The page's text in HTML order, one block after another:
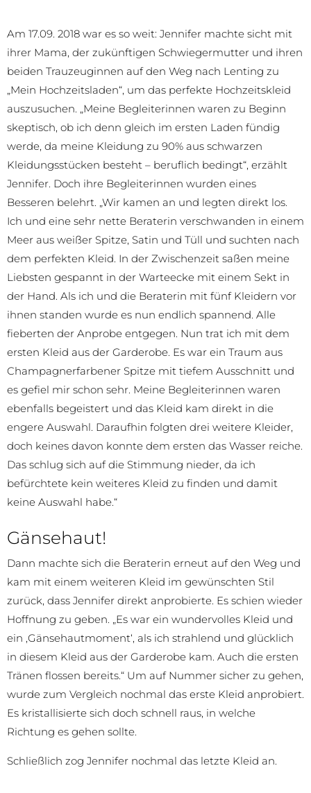
Am 17.09. 2018 war es so weit: Jennifer machte sicht mit
ihrer Mama, der zukünftigen Schwiegermutter und ihren
beiden Trauzeuginnen auf den Weg nach Lenting zu
„Mein Hochzeitsladen“, um das perfekte Hochzeitskleid
auszusuchen. „Meine Begleiterinnen waren zu Beginn
skeptisch, ob ich denn gleich im ersten Laden fündig
werde, da meine Kleidung zu 90% aus schwarzen
Kleidungsstücken besteht – beruflich bedingt“, erzählt
Jennifer. Doch ihre Begleiterinnen wurden eines
Besseren belehrt. „Wir kamen an und legten direkt los.
Ich und eine sehr nette Beraterin verschwanden in einem
Meer aus weißer Spitze, Satin und Tüll und suchten nach
dem perfekten Kleid. In der Zwischenzeit saßen meine
Liebsten gespannt in der Warteecke mit einem Sekt in
der Hand. Als ich und die Beraterin mit fünf Kleidern vor
ihnen standen wurde es nun endlich spannend. Alle
fieberten der Anprobe entgegen. Nun trat ich mit dem
ersten Kleid aus der Garderobe. Es war ein Traum aus
Champagnerfarbener Spitze mit tiefem Ausschnitt und
es gefiel mir schon sehr. Meine Begleiterinnen waren
ebenfalls begeistert und das Kleid kam direkt in die
engere Auswahl. Daraufhin folgten drei weitere Kleider,
doch keines davon konnte dem ersten das Wasser reiche.
Das schlug sich auf die Stimmung nieder, da ich
befürchtete kein weiteres Kleid zu finden und damit
keine Auswahl habe.“
Gänsehaut!
Dann machte sich die Beraterin erneut auf den Weg und
kam mit einem weiteren Kleid im gewünschten Stil
zurück, dass Jennifer direkt anprobierte. Es schien wieder
Hoffnung zu geben. „Es war ein wundervolles Kleid und
ein ‚Gänsehautmoment‘, als ich strahlend und glücklich
in diesem Kleid aus der Garderobe kam. Auch die ersten
Tränen flossen bereits.“ Um auf Nummer sicher zu gehen,
wurde zum Vergleich nochmal das erste Kleid anprobiert.
Es kristallisierte sich doch schnell raus, in welche
Richtung es gehen sollte.
Schließlich zog Jennifer nochmal das letzte Kleid an.